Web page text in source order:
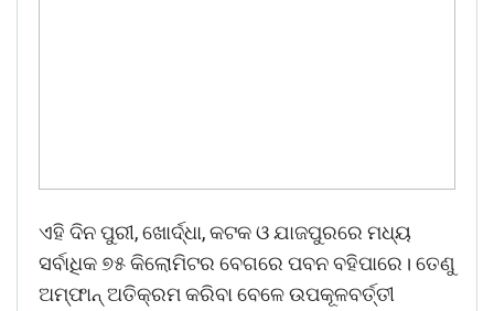
ଏହି ଦିନ ପୁରୀ, ଖୋର୍ଦ୍ଧା, କଟକ ଓ ଯାଜପୁରରେ ମଧ୍ୟ
ସର୍ବାଧିକ ୭୫ କିଲୋମିଟର ବେଗରେ ପବନ ବହିପାରେ। ତେଣୁ
ଅମ୍ଫାନ୍ ଅତିକ୍ରମ କରିବା ବେଳେ ଉପକୂଳବର୍ତ୍ତୀ